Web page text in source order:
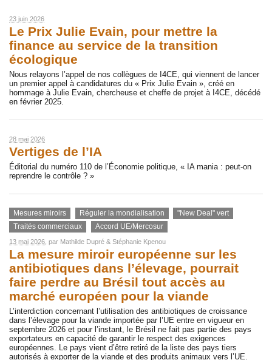
23 juin 2026
Le Prix Julie Evain, pour mettre la
finance au service de la transition
écologique
Nous relayons l’appel de nos collègues de I4CE, qui viennent de lancer
un premier appel à candidatures du « Prix Julie Evain », créé en
hommage à Julie Evain, chercheuse et cheffe de projet à I4CE, décédé
en février 2025.
28 mai 2026
Vertiges de l’IA
Éditorial du numéro 110 de l’Économie politique, « IA mania : peut-on
reprendre le contrôle ? »
Mesures miroirs Réguler la mondialisation
"New Deal" vert
Traités commerciaux
Accord UE/Mercosur
13 mai 2026, par Mathilde Dupré & Stéphanie Kpenou
La mesure miroir européenne sur les
antibiotiques dans l’élevage, pourrait
faire perdre au Brésil tout accès au
marché européen pour la viande
L’interdiction concernant l’utilisation des antibiotiques de croissance
dans l’élevage pour la viande importée par l’UE entre en vigueur en
septembre 2026 et pour l’instant, le Brésil ne fait pas partie des pays
exportateurs en capacité de garantir le respect des exigences
européennes. Le pays vient d’être retiré de la liste des pays tiers
autorisés à exporter de la viande et des produits animaux vers l’UE.